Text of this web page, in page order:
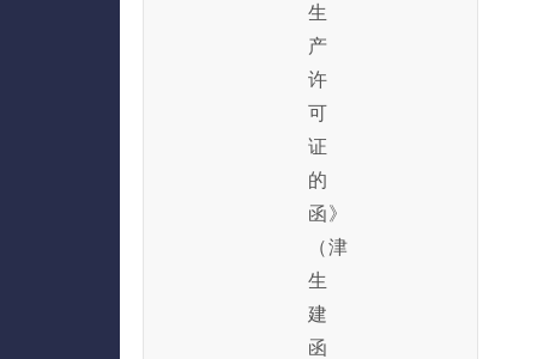
生
产
许
可
证
的
函》
（津
生
建
函